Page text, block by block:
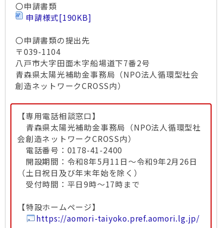
〇申請書類
申請様式[190KB]
〇申請書類の提出先
〒039-1104
八戸市大字田面木字船場道下7番2号
青森県太陽光補助金事務局（NPO法人循環型社会
創造ネットワークCROSS内）
【専用電話相談窓口】
青森県太陽光補助金事務局（NPO法人循環型社
会創造ネットワークCROSS内）
電話番号：0178-41-2400
開設期間：令和8年5月11日～令和9年2月26日
（土日祝日及び年末年始を除く）
受付時間：平日9時～17時まで
【特設ホームページ】
https://aomori-taiyoko.pref.aomori.lg.jp/